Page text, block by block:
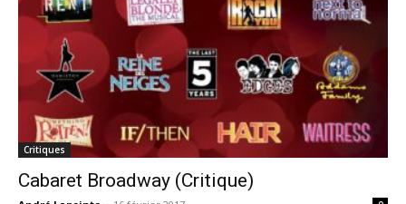
Critiques
Cabaret Broadway (Critique)